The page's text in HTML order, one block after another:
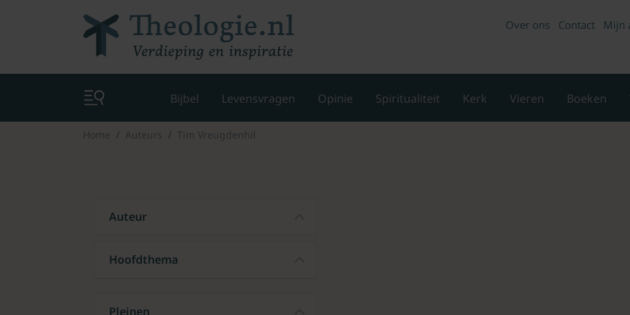
Over ons Contact Mijn
Bijbel Levensvragen Opinie Spiritualiteit Kerk Vieren Boeken
Home Auteurs Tim Vreugdenhil
Auteur
Hoofdthema
Pleinen